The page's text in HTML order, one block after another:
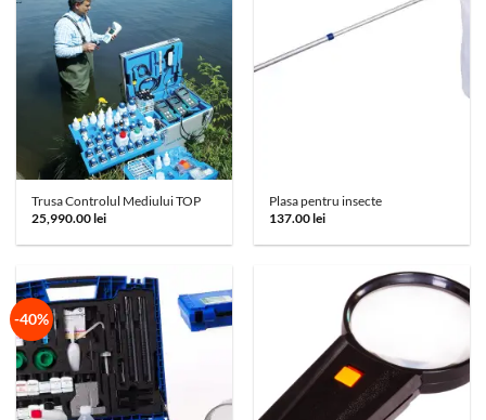
Trusa Controlul Mediului TOP
25,990.00lei
Plasa pentru insecte
137.00lei
-40%